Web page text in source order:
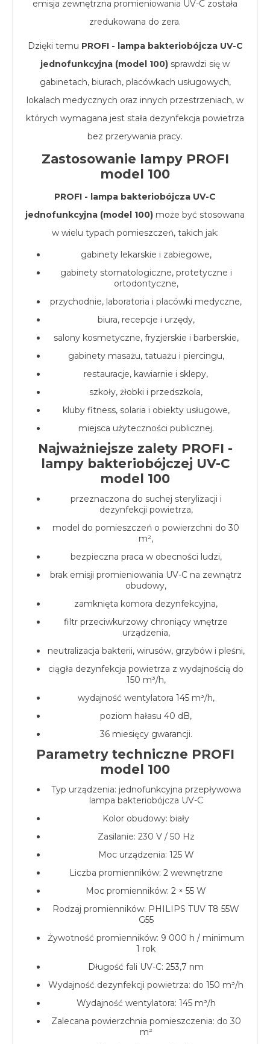
emisja zewnętrzna promieniowania UV-C została
zredukowana do zera.
Dzięki temu PROFI - lampa bakteriobójcza UV-C
jednofunkcyjna (model 100) sprawdzi się w
gabinetach, biurach, placówkach usługowych,
lokalach medycznych oraz innych przestrzeniach, w
których wymagana jest stała dezynfekcja powietrza
bez przerywania pracy.
Zastosowanie lampy PROFI
model 100
PROFI - lampa bakteriobójcza UV-C
jednofunkcyjna (model 100) może być stosowana
w wielu typach pomieszczeń, takich jak:
gabinety lekarskie i zabiegowe,
gabinety stomatologiczne, protetyczne i
ortodontyczne,
przychodnie, laboratoria i placówki medyczne,
biura, recepcje i urzędy,
salony kosmetyczne, fryzjerskie i barberskie,
gabinety masażu, tatuażu i piercingu,
restauracje, kawiarnie i sklepy,
szkoły, żłobki i przedszkola,
kluby fitness, solaria i obiekty usługowe,
miejsca użyteczności publicznej.
Najważniejsze zalety PROFI -
lampy bakteriobójczej UV-C
model 100
przeznaczona do suchej sterylizacji i
dezynfekcji powietrza,
model do pomieszczeń o powierzchni do 30
m²,
bezpieczna praca w obecności ludzi,
brak emisji promieniowania UV-C na zewnątrz
obudowy,
zamknięta komora dezynfekcyjna,
filtr przeciwkurzowy chroniący wnętrze
urządzenia,
neutralizacja bakterii, wirusów, grzybów i pleśni,
ciągła dezynfekcja powietrza z wydajnością do
150 m³/h,
wydajność wentylatora 145 m³/h,
poziom hałasu 40 dB,
36 miesięcy gwarancji.
Parametry techniczne PROFI
model 100
Typ urządzenia: jednofunkcyjna przepływowa
lampa bakteriobójcza UV-C
Kolor obudowy: biały
Zasilanie: 230 V / 50 Hz
Moc urządzenia: 125 W
Liczba promienników: 2 wewnętrzne
Moc promienników: 2 × 55 W
Rodzaj promienników: PHILIPS TUV T8 55W
G55
Żywotność promienników: 9 000 h / minimum
1 rok
Długość fali UV-C: 253,7 nm
Wydajność dezynfekcji powietrza: do 150 m³/h
Wydajność wentylatora: 145 m³/h
Zalecana powierzchnia pomieszczenia: do 30
m²